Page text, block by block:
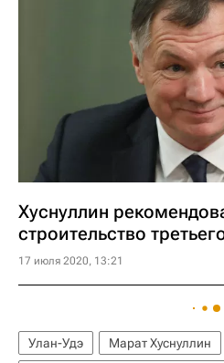
Хуснуллин
строительство
17 июля 2020, 13:21
Улан-Удэ
Марат Хуснуллин